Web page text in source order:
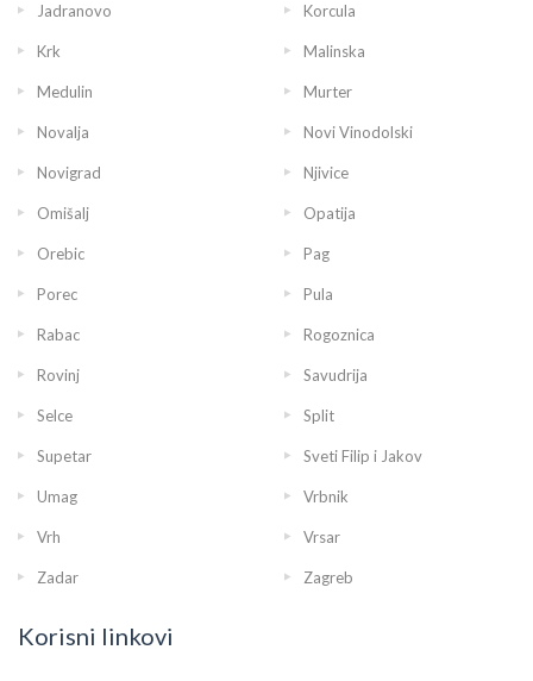
Jadranovo Korcula
Krk Malinska
Medulin Murter
Novalja Novi Vinodolski
Novigrad Njivice
Omišalj Opatija
Orebic Pag
Porec Pula
Rabac Rogoznica
Rovinj Savudrija
Selce Split
Supetar Sveti Filip i Jakov
Umag Vrbnik
Vrh Vrsar
Zadar Zagreb
Korisni linkovi